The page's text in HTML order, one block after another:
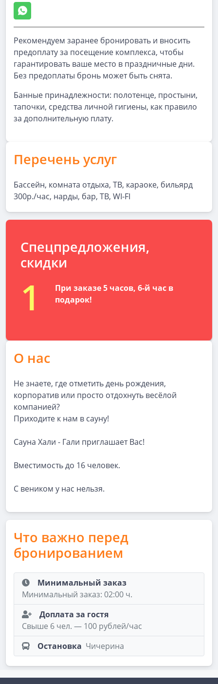
Рекомендуем заранее бронировать и вносить
предоплату за посещение комплекса, чтобы
гарантировать ваше место в праздничные дни.
Без предоплаты бронь может быть снята.
Банные принадлежности: полотенце, простыни,
тапочки, средства личной гигиены, как правило
за дополнительную плату.
Перечень услуг
Бассейн, комната отдыха, ТВ, караоке, бильярд
300р./час, нарды, бар, ТВ, WI-FI
Спецпредложения,
скидки
1
При заказе 5 часов, 6-й час в
подарок!
О нас
Не знаете, где отметить день рождения,
корпоратив или просто отдохнуть весёлой
компанией?
Приходите к нам в сауну!
Сауна Хали - Гали приглашает Вас!
Вместимость до 16 человек.
С веником у нас нельзя.
Что важно перед
бронированием
Минимальный заказ
Минимальный заказ: 02:00 ч.
Доплата за гостя
Свыше 6 чел. — 100 рублей/час
Остановка Чичерина